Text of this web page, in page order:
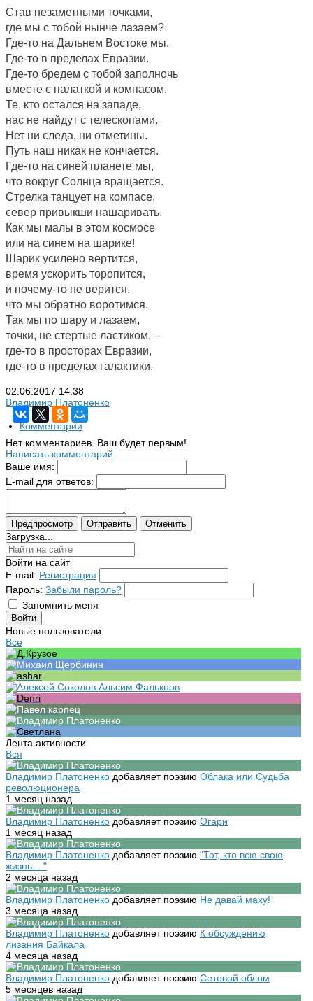
Став незаметными точками,
где мы с тобой нынче лазаем?
Где-то на Дальнем Востоке мы.
Где-то в пределах Евразии.
Где-то бредем с тобой заполночь
вместе с палаткой и компасом.
Те, кто остался на западе,
нас не найдут с телескопами.
Нет ни следа, ни отметины.
Путь наш никак не кончается.
Где-то на синей планете мы,
что вокруг Солнца вращается.
Стрелка танцует на компасе,
север привыкши нашаривать.
Как мы малы в этом космосе
или на синем на шарике!
Шарик усилено вертится,
время ускорить торопится,
и почему-то не верится,
что мы обратно воротимся.
Так мы по шару и лазаем,
точки, не стертые ластиком, –
где-то в просторах Евразии,
где-то в пределах галактики.
02.06.2017 14:38
Владимир Платоненко
Комментарии
Нет комментариев. Ваш будет первым!
Написать комментарий
Ваше имя:
E-mail для ответов:
Загрузка...
Войти на сайт
E-mail: Регистрация
Пароль: Забыли пароль?
Запомнить меня
Новые пользователи
Все
Лента активности
Вся
Владимир Платоненко добавляет поэзию Облака или Судьба
революционера
1 месяц назад
Владимир Платоненко добавляет поэзию Огари
1 месяц назад
Владимир Платоненко добавляет поэзию "Тот, кто всю свою
жизнь... "
2 месяца назад
Владимир Платоненко добавляет поэзию Не давай маху!
3 месяца назад
Владимир Платоненко добавляет поэзию К обсуждению
лизания Байкала
4 месяца назад
Владимир Платоненко добавляет поэзию Сетевой облом
5 месяцев назад